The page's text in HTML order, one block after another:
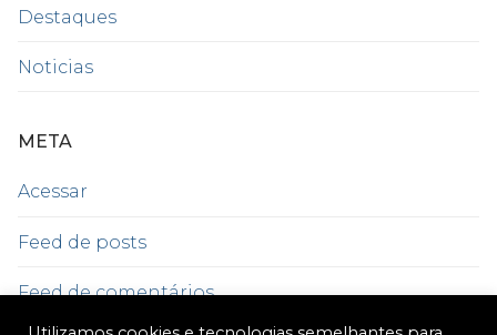
Destaques
Noticias
META
Acessar
Feed de posts
Feed de comentários